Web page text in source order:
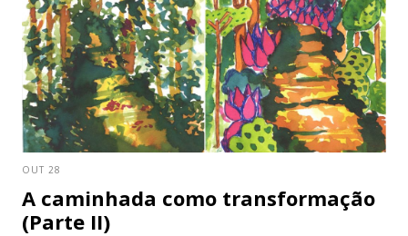
OUT 28
A caminhada como transformação
(Parte II)